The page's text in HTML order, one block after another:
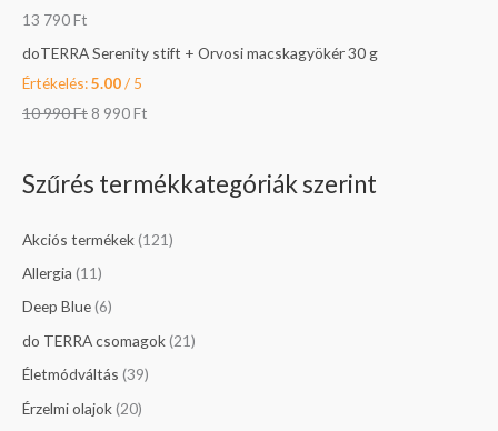
13 790Ft
doTERRA Serenity stift + Orvosi macskagyökér 30 g
Értékelés:5.00/ 5
10 990Ft 8 990Ft
Szűrés termékkategóriák szerint
Akciós termékek(121)
Allergia (11)
Deep Blue(6)
do TERRA csomagok(21)
Életmódváltás (39)
Érzelmi olajok(20)